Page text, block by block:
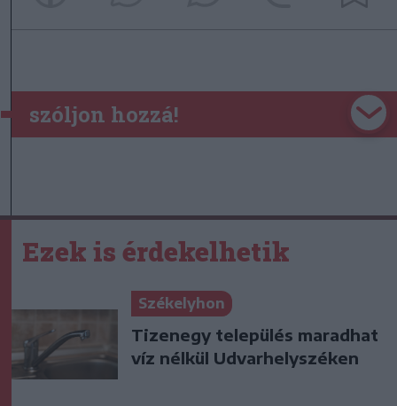
szóljon hozzá!
Ezek is érdekelhetik
Székelyhon
Tizenegy település maradhat
víz nélkül Udvarhelyszéken